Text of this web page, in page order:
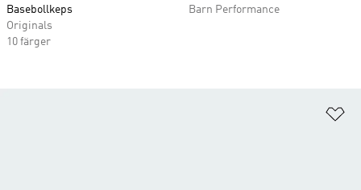
Basebollkeps
Originals
10 färger
Barn Performance